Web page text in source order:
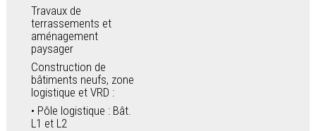
Travaux de
terrassements et
aménagement
paysager
Construction de
bâtiments neufs, zone
logistique et VRD :
Pôle logistique : Bât.
L1 et L2